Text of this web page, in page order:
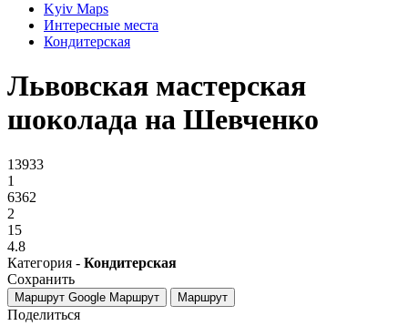
Kyiv Maps
Интересные места
Кондитерская
Львовская мастерская
шоколада на Шевченко
13933
1
6362
2
15
4.8
Категория - Кондитерская
Сохранить
Маршрут Google Маршрут Маршрут
Поделиться